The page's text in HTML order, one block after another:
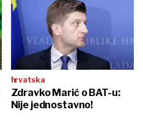
hrvatska
Zdravko Marić o BAT-u:
Nije jednostavno!